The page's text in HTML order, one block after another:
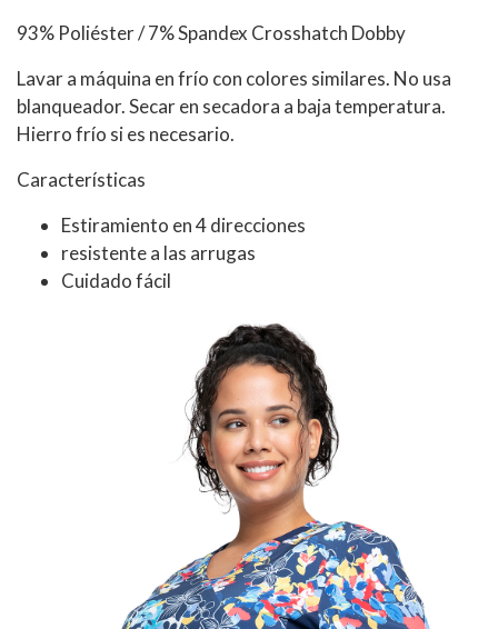
93% Poliéster / 7% Spandex Crosshatch Dobby
Lavar a máquina en frío con colores similares. No usa
blanqueador. Secar en secadora a baja temperatura.
Hierro frío si es necesario.
Características
Estiramiento en 4 direcciones
resistente a las arrugas
Cuidado fácil